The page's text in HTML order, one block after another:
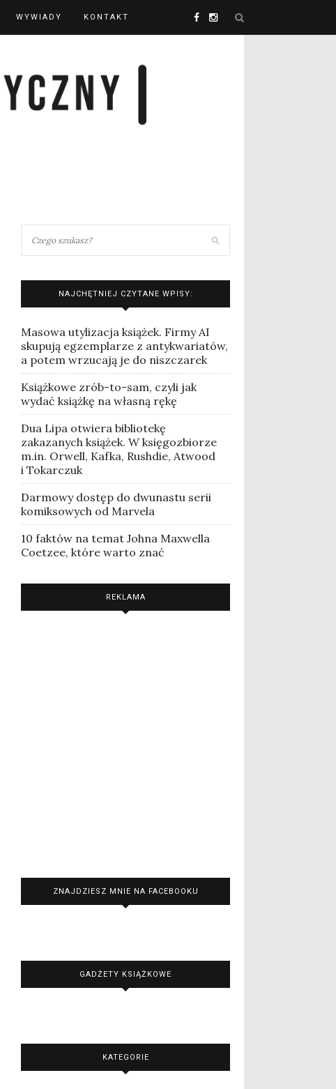
WYWIADY KONTAKT
NAJCHĘTNIEJ CZYTANE WPISY:
Masowa utylizacja książek. Firmy AI
skupują egzemplarze z antykwariatów,
a potem wrzucają je do niszczarek
Książkowe zrób-to-sam, czyli jak
wydać książkę na własną rękę
Dua Lipa otwiera bibliotekę
zakazanych książek. W księgozbiorze
m.in. Orwell, Kafka, Rushdie, Atwood
i Tokarczuk
Darmowy dostęp do dwunastu serii
komiksowych od Marvela
10 faktów na temat Johna Maxwella
Coetzee, które warto znać
REKLAMA
ZNAJDZIESZ MNIE NA FACEBOOKU
GADŻETY KSIĄŻKOWE
KATEGORIE